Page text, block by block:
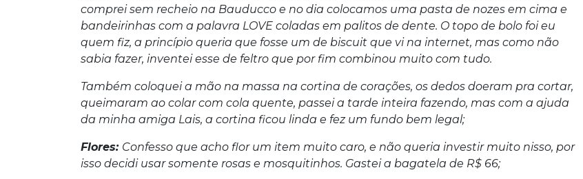
comprei sem recheio na Bauducco e no dia colocamos uma pasta de nozes em cima e
bandeirinhas com a palavra LOVE coladas em palitos de dente. O topo de bolo foi eu
quem fiz, a princípio queria que fosse um de biscuit que vi na internet, mas como não
sabia fazer, inventei esse de feltro que por fim combinou muito com tudo.
Também coloquei a mão na massa na cortina de corações, os dedos doeram pra cortar,
queimaram ao colar com cola quente, passei a tarde inteira fazendo, mas com a ajuda
da minha amiga Lais, a cortina ficou linda e fez um fundo bem legal;
Flores: Confesso que acho flor um item muito caro, e não queria investir muito nisso, por
isso decidi usar somente rosas e mosquitinhos. Gastei a bagatela de R$ 66;